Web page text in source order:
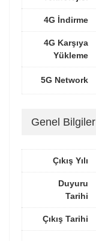
4G İndirme
4G Karşıya
Yükleme
5G Network
Genel Bilgiler
Çıkış Yılı
Duyuru
Tarihi
Çıkış Tarihi